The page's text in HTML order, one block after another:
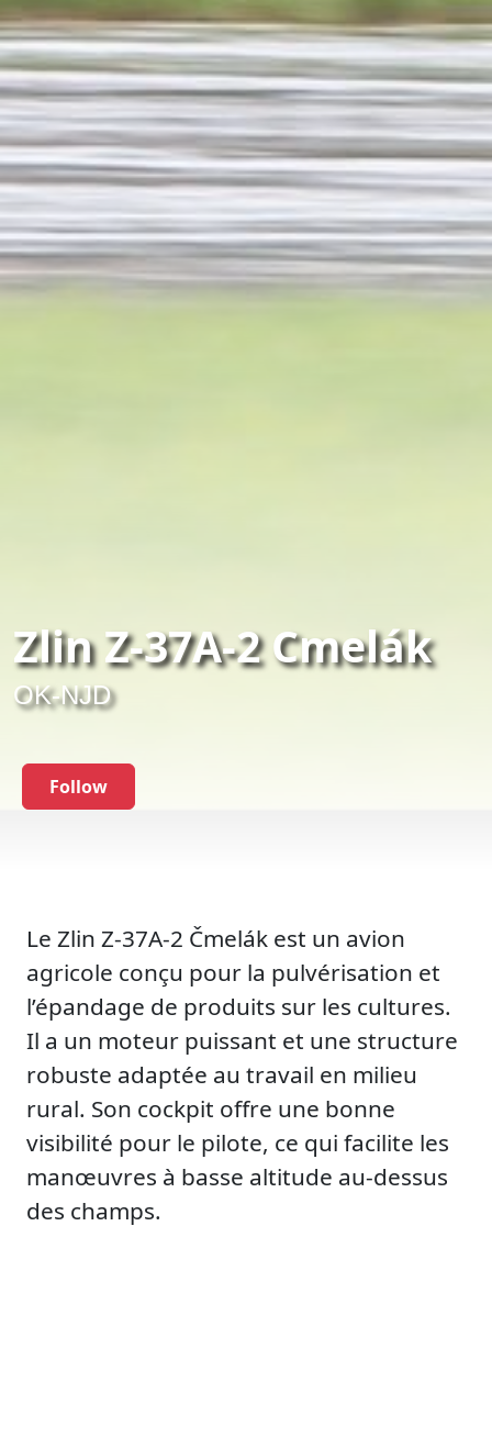
Zlin Z-37A-2 Cmelák
OK-NJD
Follow
Le Zlin Z-37A-2 Čmelák est un avion
agricole conçu pour la pulvérisation et
l’épandage de produits sur les cultures.
Il a un moteur puissant et une structure
robuste adaptée au travail en milieu
rural. Son cockpit offre une bonne
visibilité pour le pilote, ce qui facilite les
manœuvres à basse altitude au-dessus
des champs.